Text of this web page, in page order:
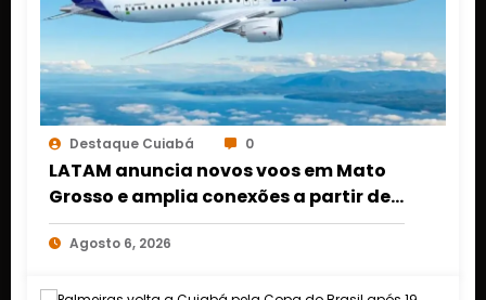
Destaque Cuiabá 0
LATAM anuncia novos voos em Mato
Grosso e amplia conexões a partir de
Cuiabá e Rondonópolis
Agosto 6, 2026